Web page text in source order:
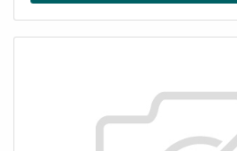
la climatisation avec hOn.